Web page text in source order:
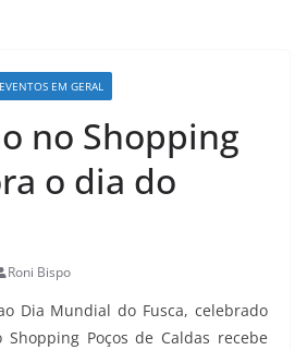
EVENTOS EM GERAL
no Shopping
o dia do
Roni Bispo
Dia Mundial do Fusca, celebrado
Poços de Caldas recebe